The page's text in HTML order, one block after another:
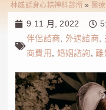
林威廷身心精神科診所 »醫
9 11 月, 2022
伴侶諮商
外遇諮商
商費用
婚姻諮詢 ,離